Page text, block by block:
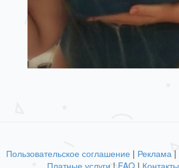
Пользовательское соглашение | Реклама |